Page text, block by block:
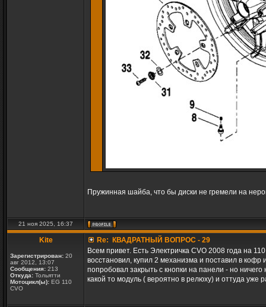
Пружинная шайба, что бы диски не гремели на
21 ноя 2025, 16:37
Kite
Зарегистрирован: 20
авг 2012, 13:07
Сообщения: 213
Откуда: Тольятти
Мотоцикл(ы): EG 110
CVO
Re: КВАДРАТНЫЙ ВОПРОС - 29
Всем привет. Есть Электричка CVO 2008 года на
восстановил, купил 2 механизма и поставил в
попробовал закрыть с кнопки на панели - но
какой то модуль ( вероятно в релюху) и оттуда уже